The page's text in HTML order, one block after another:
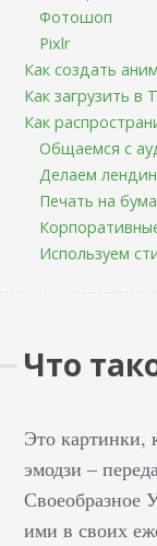
Фотошоп
Pixlr
Как создать
Как загрузить в
Как
Общаемся с
Делаем
Печать на
Используем
Что
Это
эмодзи –
Своеобразное
ими в своих